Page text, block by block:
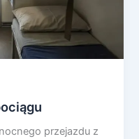
przejazdu z